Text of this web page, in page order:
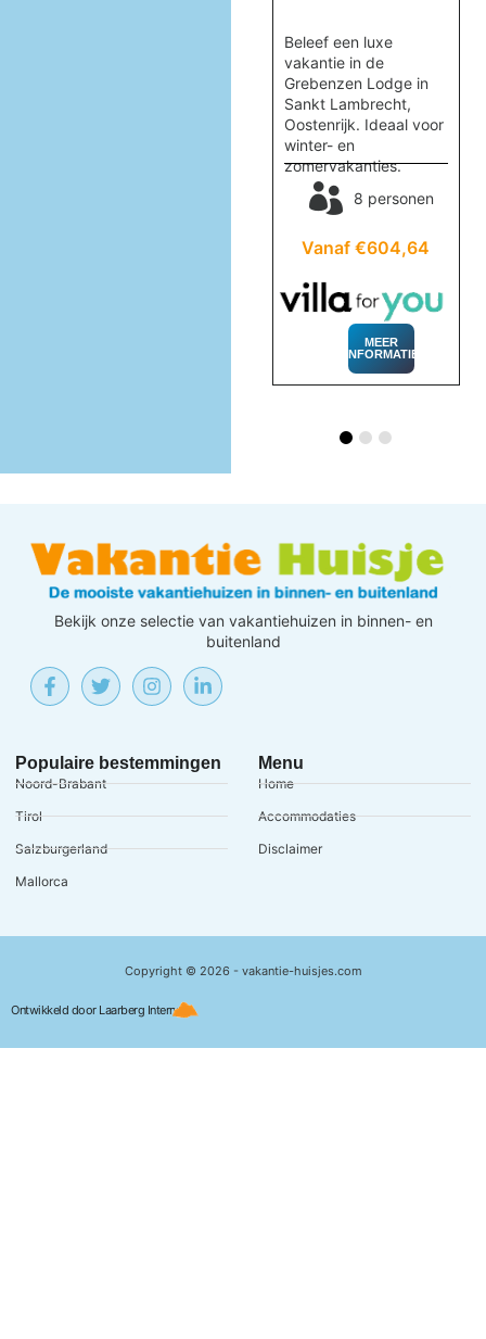
Beleef een luxe
vakantie in de
Grebenzen Lodge in
Sankt Lambrecht,
Oostenrijk. Ideaal voor
winter- en
zomervakanties.
8 personen
Vanaf €604,64
MEER
INFORMATIE
Bekijk onze selectie van vakantiehuizen in binnen- en
buitenland
Populaire bestemmingen
Noord-Brabant
Tirol
Salzburgerland
Mallorca
Menu
Home
Accommodaties
Disclaimer
Copyright © 2026 - vakantie-huisjes.com
Ontwikkeld door Laarberg Internet